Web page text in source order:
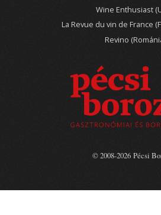
Wine Enthusiast
La Revue du vin de France
Revino
© 2008-2026 Pécsi